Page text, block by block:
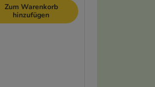
Zum Warenkorb
hinzufügen